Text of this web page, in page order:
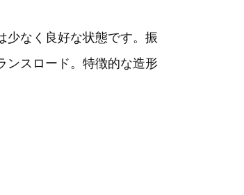
少なく良好な状態です。振
ンスロード。特徴的な造形